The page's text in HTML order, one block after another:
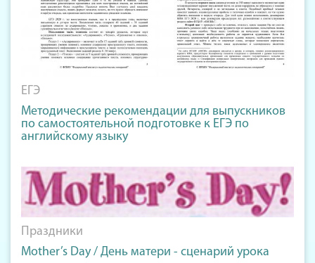
ЕГЭ
Методические рекомендации для выпускников
по самостоятельной подготовке к ЕГЭ по
английскому языку
Праздники
Mother’s Day / День матери - сценарий урока